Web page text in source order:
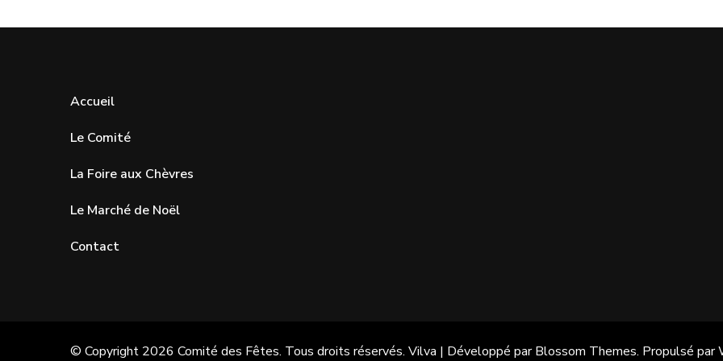
Accueil
Le Comité
La Foire aux Chèvres
Le Marché de Noël
Contact
© Copyright 2026 Comité des Fêtes. Tous droits réservés. Vilva | Développé parBlossom Themes. Propulsé par